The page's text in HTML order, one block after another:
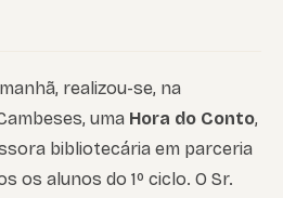
realizou-se, na
uma Hora do Conto,
bibliotecária em parceria
os alunos do 1º ciclo. O Sr.